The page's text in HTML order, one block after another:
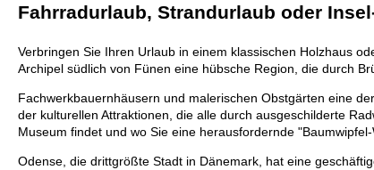
Fahrradurlaub, Strandurlaub oder
Verbringen Sie Ihren Urlaub in einem klassischen Holzhaus
Archipel südlich von Fünen eine hübsche Region, die durch
Fachwerkbauernhäusern und malerischen Obstgärten eine
der kulturellen Attraktionen, die alle durch ausgeschilderte
Museum findet und wo Sie eine herausfordernde
Odense, die drittgrößte Stadt in Dänemark, hat eine